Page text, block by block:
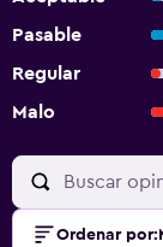
Pasable
Regular
Malo
Ordenar por: